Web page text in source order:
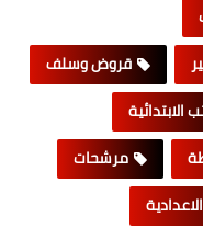
قروض وسلف
الابتدائية
مرشحات